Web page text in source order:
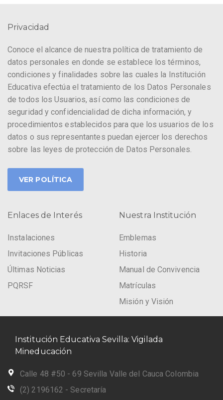
Privacidad
Conoce el alcance de nuestra política de tratamiento de
datos personales en donde se establece los términos,
condiciones y finalidades sobre las cuales la Institución
Educativa efectúa el tratamiento de los Datos Personales
de todos los Usuarios, así como las condiciones de
seguridad y confidencialidad de dicha información, y
procedimientos establecidos para que los usuarios de los
datos o sus representantes puedan ejercer los derechos
sobre las leyes de protección de Datos Personales.
VER POLÍTICA
Enlaces de Interés
Instalaciones
Invitaciones Públicas
Últimas Noticias
PQRSF
Nuestra Institución
Emblemas
Historia
Manual de Convivencia
Matrículas
Misión y Visión
Institución Educativa Sevilla: Vigilada
Mineducación
Calle 48 #50 - 69 Sevilla Valle del Cauca Colombia
(2) 2196162 - Secretaría